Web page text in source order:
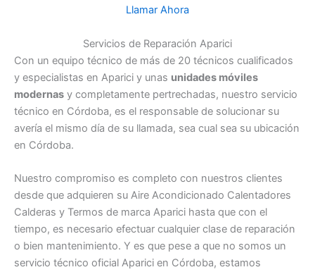
Llamar Ahora
Servicios de Reparación Aparici
Con un equipo técnico de más de 20 técnicos cualificados
y especialistas en Aparici y unas unidades móviles
modernas y completamente pertrechadas, nuestro servicio
técnico en Córdoba, es el responsable de solucionar su
avería el mismo día de su llamada, sea cual sea su ubicación
en Córdoba.
Nuestro compromiso es completo con nuestros clientes
desde que adquieren su Aire Acondicionado Calentadores
Calderas y Termos de marca Aparici hasta que con el
tiempo, es necesario efectuar cualquier clase de reparación
o bien mantenimiento. Y es que pese a que no somos un
servicio técnico oficial Aparici en Córdoba, estamos